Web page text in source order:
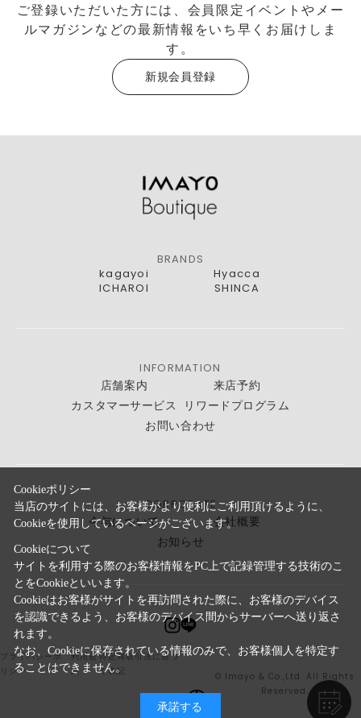
ご登録いただいた方には、会員限定イベントやメー
ルマガジンなどの最新情報をいち早くお届けしま
す。
新規会員登録
BRANDS
kagayoi
Hyacca
ICHAROI
SHINCA
INFORMATION
店舗案内
来店予約
カスタマーサービス
リワードプログラム
お問い合わせ
CORPORATE
今与について
会社概要
お知らせ
プライバシーポ
リシー
利用規
約
特定商取引法に基づ
く表記
© Imayo & Co.,Ltd. All Rights
Reserved.
Cookieポリシー
当店のサイトには、お客様がより便利にご利用頂けるように、
Cookieを使用しているページがございます。
Cookieについて
サイトを利用する際のお客様情報をPC上で記録管理する技術のこ
とをCookieといいます。
Cookieはお客様がサイトを再訪問された際に、お客様のデバイス
を認識できるよう、お客様のデバイス間からサーバーへ送り返さ
れます。
なお、Cookieに保存されている情報のみで、お客様個人を特定す
ることはできません。
承諾する